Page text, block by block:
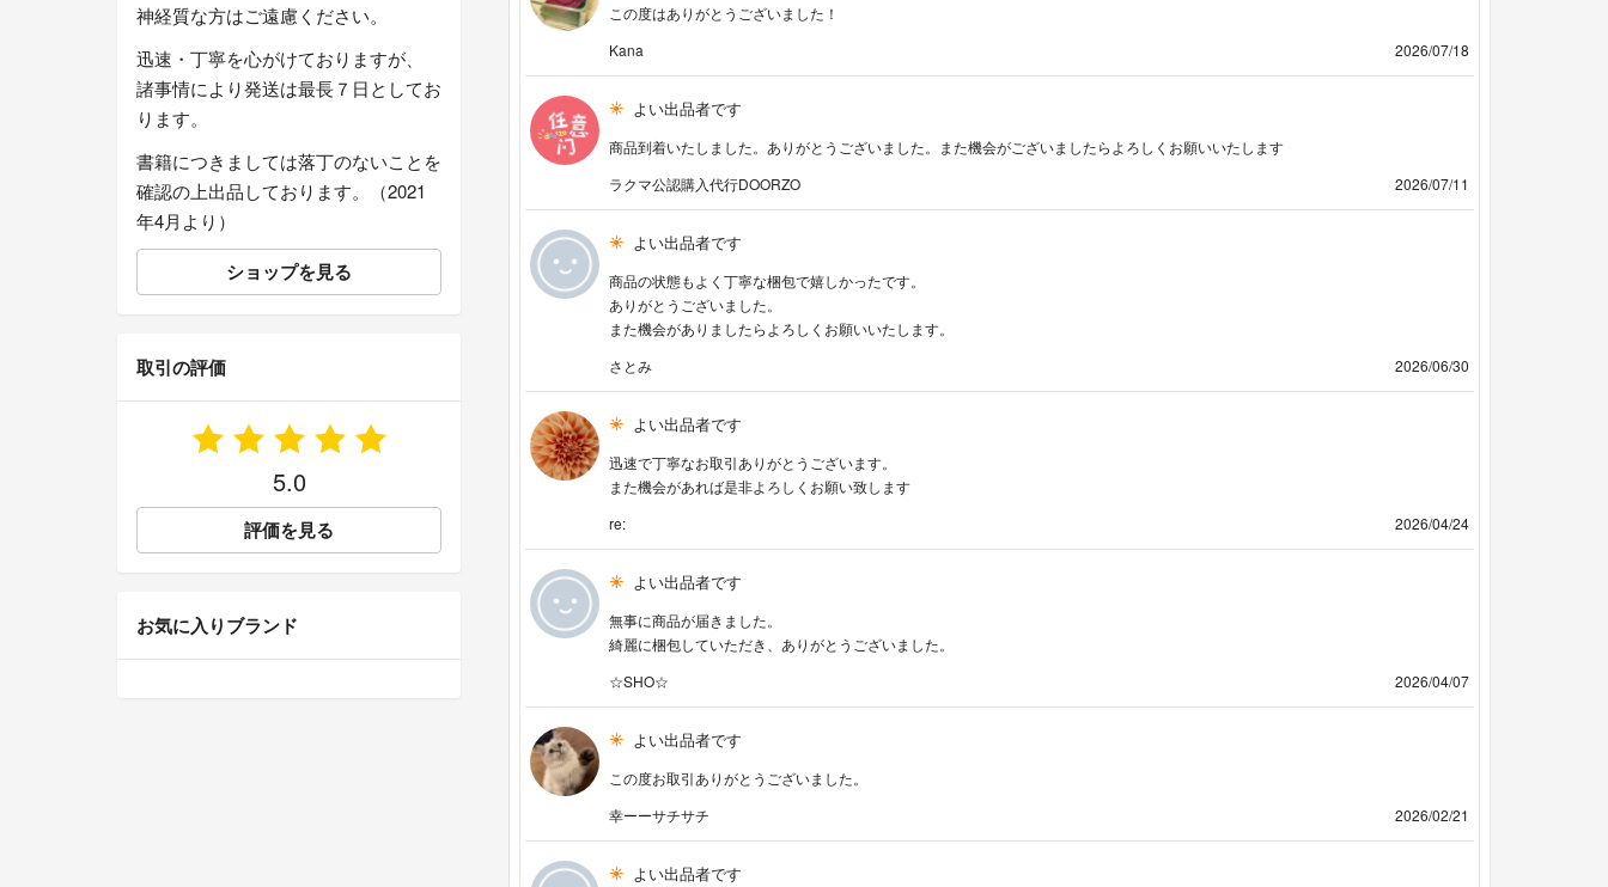
この度はありがとうございました！
Kana
2026/07/18
よい出品者です
商品到着いたしました。ありがとうございました。また機会がございましたらよろしくお願いいたします
ラクマ公認購入代行DOORZO
2026/07/11
よい出品者です
商品の状態もよく丁寧な梱包で嬉しかったです。
ありがとうございました。
また機会がありましたらよろしくお願いいたします。
さとみ
2026/06/30
よい出品者です
迅速で丁寧なお取引ありがとうございます。
また機会があれば是非よろしくお願い致します
re:
2026/04/24
よい出品者です
無事に商品が届きました。
綺麗に梱包していただき、ありがとうございました。
☆SHO☆
2026/04/07
よい出品者です
この度お取引ありがとうございました。
幸ーーサチサチ
2026/02/21
よい出品者です
神経質な方はご遠慮ください。
迅速・丁寧を心がけておりますが、
諸事情により発送は最長７日としてお
ります。
書籍につきましては落丁のないことを
確認の上出品しております。（2021
年4月より）
ショップを見る
取引の評価
5.0
評価を見る
お気に入りブランド